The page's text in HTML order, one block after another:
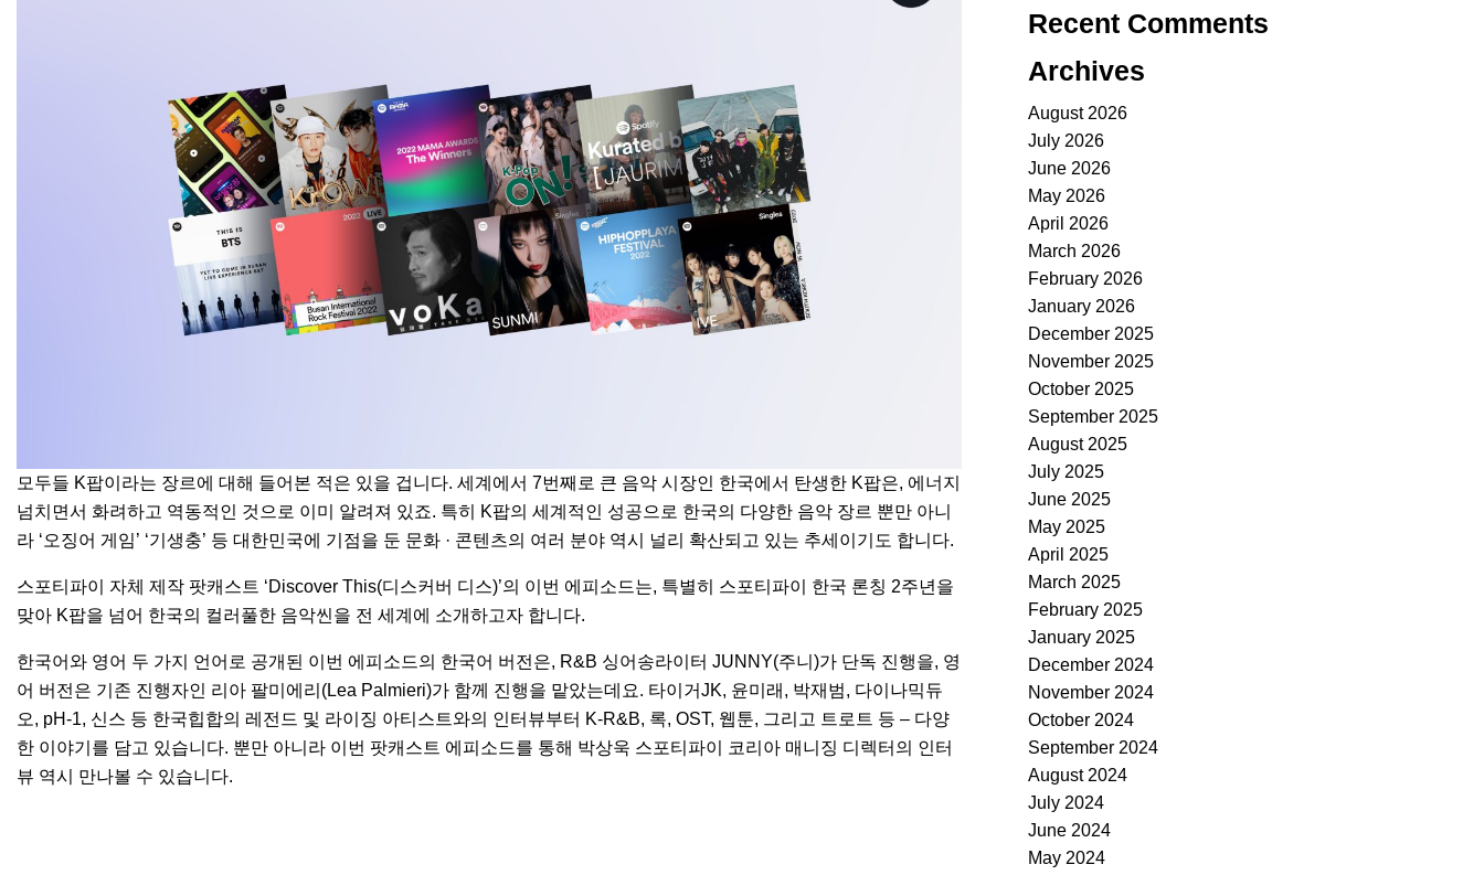
모두들 K팝이라는 장르에 대해 들어본 적은 있을 겁니다. 세계에서 7번째로 큰 음악 시장인 한국에서 탄생한 K팝은, 에너지
넘치면서 화려하고 역동적인 것으로 이미 알려져 있죠. 특히 K팝의 세계적인 성공으로 한국의 다양한 음악 장르 뿐만 아니
라 ‘오징어 게임’ ‘기생충’ 등 대한민국에 기점을 둔 문화 · 콘텐츠의 여러 분야 역시 널리 확산되고 있는 추세이기도 합니다.
스포티파이 자체 제작 팟캐스트 ‘Discover This(디스커버 디스)’의 이번 에피소드는, 특별히 스포티파이 한국 론칭 2주년을
맞아 K팝을 넘어 한국의 컬러풀한 음악씬을 전 세계에 소개하고자 합니다.
한국어와 영어 두 가지 언어로 공개된 이번 에피소드의 한국어 버전은, R&B 싱어송라이터 JUNNY(주니)가 단독 진행을, 영
어 버전은 기존 진행자인 리아 팔미에리(Lea Palmieri)가 함께 진행을 맡았는데요. 타이거JK, 윤미래 , 박재범, 다이나믹듀
오, pH-1, 신스 등 한국힙합의 레전드 및 라이징 아티스트와의 인터뷰부터 K-R&B, 록, OST, 웹툰, 그리고 트로트 등 – 다양
한 이야기를 담고 있습니다. 뿐만 아니라 이번 팟캐스트 에피소드를 통해 박상욱 스포티파이 코리아 매니징 디렉터의 인터
뷰 역시 만나볼 수 있습니다.
Recent Comments
Archives
August 2026
July 2026
June 2026
May 2026
April 2026
March 2026
February 2026
January 2026
December 2025
November 2025
October 2025
September 2025
August 2025
July 2025
June 2025
May 2025
April 2025
March 2025
February 2025
January 2025
December 2024
November 2024
October 2024
September 2024
August 2024
July 2024
June 2024
May 2024